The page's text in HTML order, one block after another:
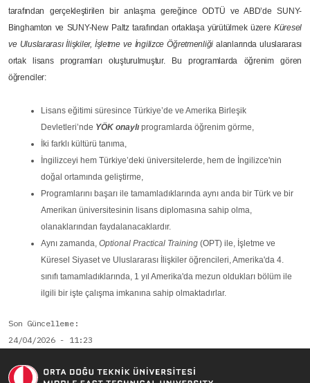
tarafından gerçekleştirilen bir anlaşma gereğince ODTÜ ve ABD’de SUNY-
Binghamton ve SUNY-New Paltz tarafından ortaklaşa yürütülmek üzere Küresel
ve Uluslararası İlişkiler, İşletme ve İngilizce Öğretmenliği alanlarında uluslararası
ortak lisans programları oluşturulmuştur. Bu programlarda öğrenim gören
öğrenciler:
Lisans eğitimi süresince Türkiye’de ve Amerika Birleşik
Devletleri’nde YÖK onaylı programlarda öğrenim görme,
İki farklı kültürü tanıma,
İngilizceyi hem Türkiye’deki üniversitelerde, hem de İngilizce'nin
doğal ortamında geliştirme,
Programlarını başarı ile tamamladıklarında aynı anda bir Türk ve bir
Amerikan üniversitesinin lisans diplomasına sahip olma,
olanaklarından faydalanacaklardır.
Aynı zamanda, Optional Practical Training (OPT) ile, İşletme ve
Küresel Siyaset ve Uluslararası İlişkiler öğrencileri, Amerika'da 4.
sınıfı tamamladıklarında, 1 yıl Amerika'da mezun oldukları bölüm ile
ilgili bir işte çalışma imkanına sahip olmaktadırlar.
Son Güncelleme
24/04/2026 - 11:23